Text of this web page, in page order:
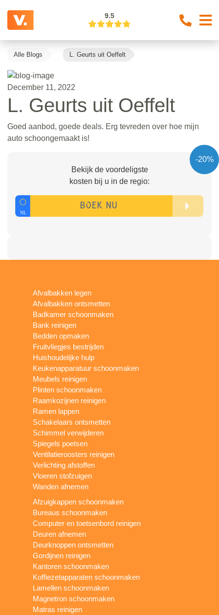
9.5
Alle Blogs L. Geurts uit Oeffelt
December 11, 2022
L. Geurts uit Oeffelt
Goed aanbod, goede deals. Erg tevreden over hoe mijn
auto schoongemaakt is!
-20%
Bekijk de voordeligste
kosten bij u in de regio:
Afvalbakken legen
Afvalbakken ontsmetten
Badkamer schoonmaken
Bank reinigen
Bedden opmaken
Fruitvliegjes bestrijden
Huishoudelijke hulp
Keukenapparatuur schoonmaken
Meubels reinigen
Plinten schoonmaken
Raamkozijnen reinigen
Ramen lappen
Schakelaars ontsmetten
Schimmel verwijderen
Spiegels poetsen
Ventilatieroosters reinigen
Verlichting afstoffen
Vloeren stofzuigen
Wanden afnemen
Afzuigkappen schoonmaken
Bureaus schoonmaken
Computer en toetsenbord reinigen
Deuren afnemen
Deurknoppen ontsmetten
Gordijnen reinigen
Kantoren schoonmaken
Koffiezetapparaten schoonmaken
Lamellen schoonmaken
Magnetron schoonmaken
Matras reinigen